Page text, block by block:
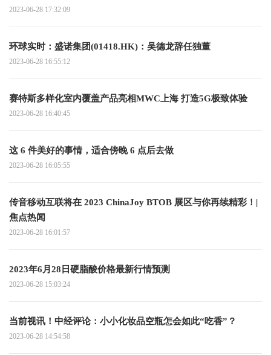
2023-06-28 17:32:09
环球实时：盛诺集团(01418.HK)：吴德龙辞任独董
2023-06-28 16:55:12
赛特斯多样化室内覆盖产品亮相MWC上海 打造5G极致体验
2023-06-28 16:40:45
这 6 件美好的事情，适合傍晚 6 点后去做
2023-06-28 16:05:55
传音移动互联将在 2023 ChinaJoy BTOB 展区与你再续精彩！|
焦点热闻
2023-06-28 16:01:57
2023年6月28日硬脂酸价格最新行情预测
2023-06-28 15:03:24
当前视讯！中经评论：小小化妆品空瓶怎会如此“吃香”？
2023-06-28 14:54:58